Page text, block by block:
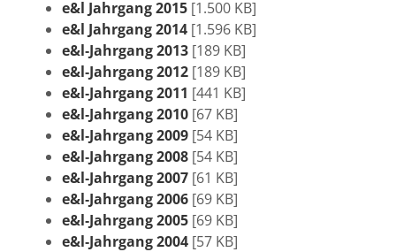
e&l Jahrgang 2015 [1.500 KB]
e&l Jahrgang 2014 [1.596 KB]
e&l‑Jahrgang 2013 [189 KB]
e&l‑Jahrgang 2012 [189 KB]
e&l‑Jahrgang 2011 [441 KB]
e&l‑Jahrgang 2010 [67 KB]
e&l‑Jahrgang 2009 [54 KB]
e&l‑Jahrgang 2008 [54 KB]
e&l‑Jahrgang 2007 [61 KB]
e&l‑Jahrgang 2006 [69 KB]
e&l‑Jahrgang 2005 [69 KB]
e&l‑Jahrgang 2004 [57 KB]